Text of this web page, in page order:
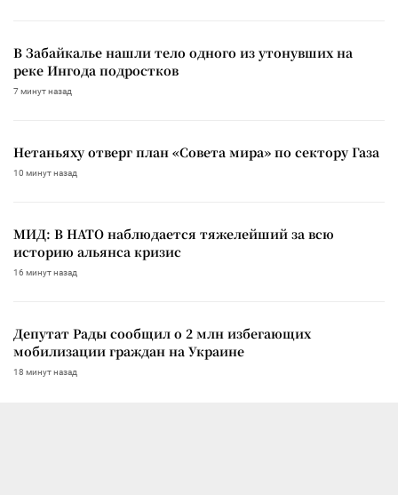
В Забайкалье нашли тело одного из утонувших на
реке Ингода подростков
7 минут назад
Нетаньяху отверг план «Совета мира» по сектору Газа
10 минут назад
МИД: В НАТО наблюдается тяжелейший за всю
историю альянса кризис
16 минут назад
Депутат Рады сообщил о 2 млн избегающих
мобилизации граждан на Украине
18 минут назад